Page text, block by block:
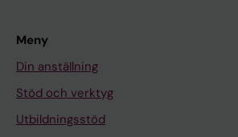
Meny
Din anställning
Stöd och verktyg
Utbildningsstöd